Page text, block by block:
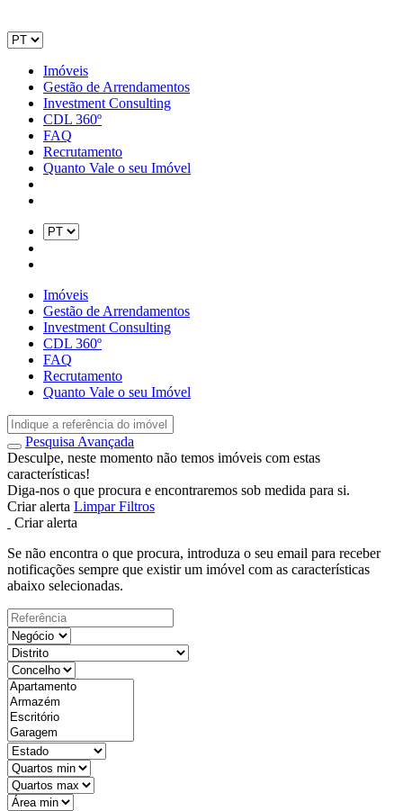
Imóveis
Gestão de Arrendamentos
Investment Consulting
CDL 360º
FAQ
Recrutamento
Quanto Vale o seu Imóvel
Imóveis
Gestão de Arrendamentos
Investment Consulting
CDL 360º
FAQ
Recrutamento
Quanto Vale o seu Imóvel
Pesquisa Avançada
Desculpe, neste momento não temos imóveis com estas
características!
Diga-nos o que procura e encontraremos sob medida para si.
Criar alerta Limpar Filtros
Criar alerta
Se não encontra o que procura, introduza o seu email para receber
notificações sempre que existir um imóvel com as características
abaixo selecionadas.